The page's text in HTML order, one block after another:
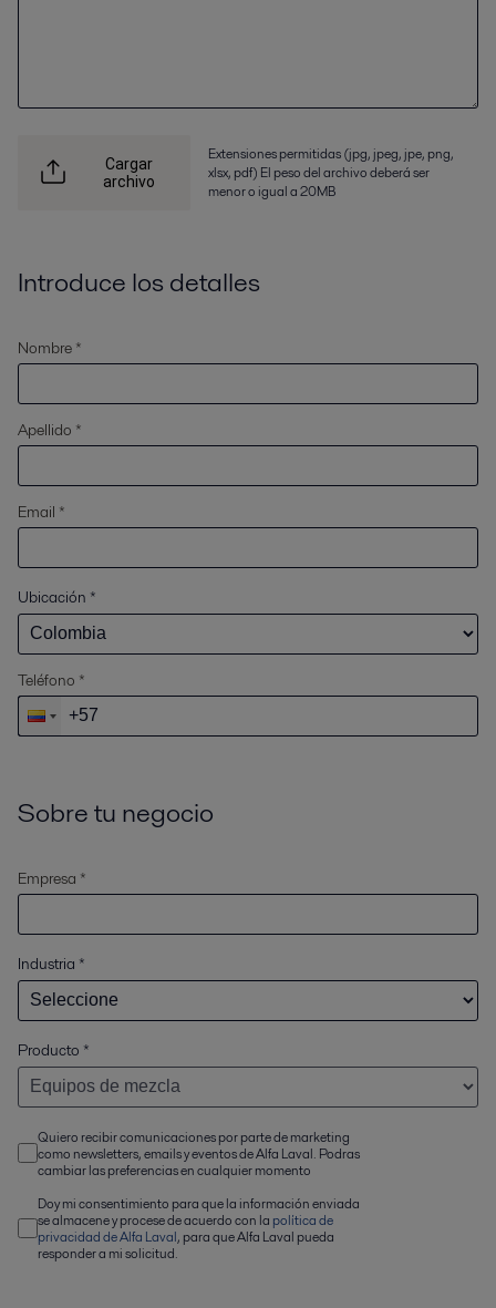
Cargar
archivo
Extensiones permitidas (jpg, jpeg, jpe, png,
xlsx, pdf) El peso del archivo deberá ser
menor o igual a 20MB
Introduce los detalles
Nombre *
Apellido *
Email *
Ubicación *
Teléfono *
Sobre tu negocio
Empresa *
Industria *
Producto *
Quiero recibir comunicaciones por parte de marketing
como newsletters, emails y eventos de Alfa Laval. Podras
cambiar las preferencias en cualquier momento
Doy mi consentimiento para que la información enviada
se almacene y procese de acuerdo con la política de
privacidad de Alfa Laval, para que Alfa Laval pueda
responder a mi solicitud.